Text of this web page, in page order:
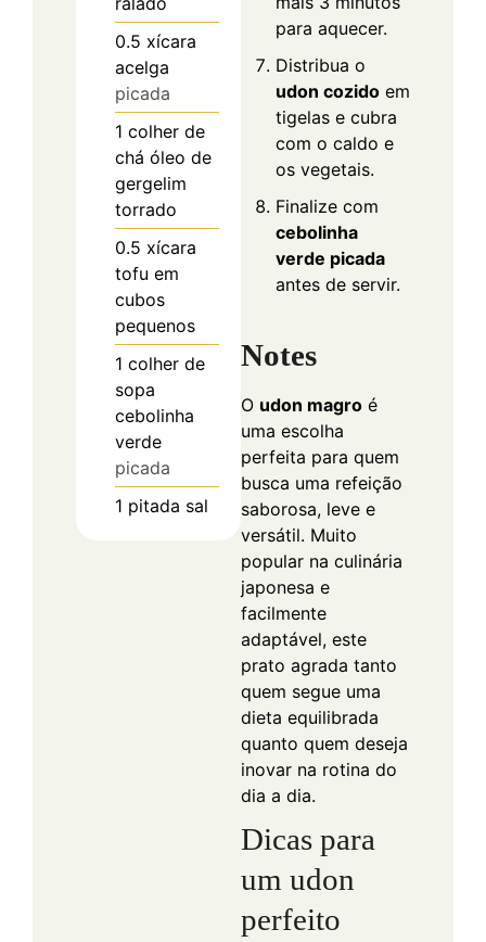
0.5 xícara
acelga
picada
1 colher de
chá óleo de
gergelim
torrado
0.5 xícara
tofu em
cubos
pequenos
1 colher de
sopa
cebolinha
verde
picada
1 pitada sal
para aquecer.
Distribua o
udon cozido em
tigelas e cubra
com o caldo e
os vegetais.
Finalize com
cebolinha
verde picada
antes de servir.
Notes
O udon magro é
uma escolha
perfeita para quem
busca uma refeição
saborosa, leve e
versátil. Muito
popular na culinária
japonesa e
facilmente
adaptável, este
prato agrada tanto
quem segue uma
dieta equilibrada
quanto quem deseja
inovar na rotina do
dia a dia.
Dicas para
um udon
perfeito